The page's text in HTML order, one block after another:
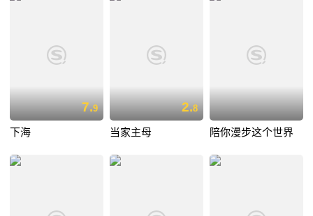
7.9
下海
2.8
当家主母 陪你漫步这个世界